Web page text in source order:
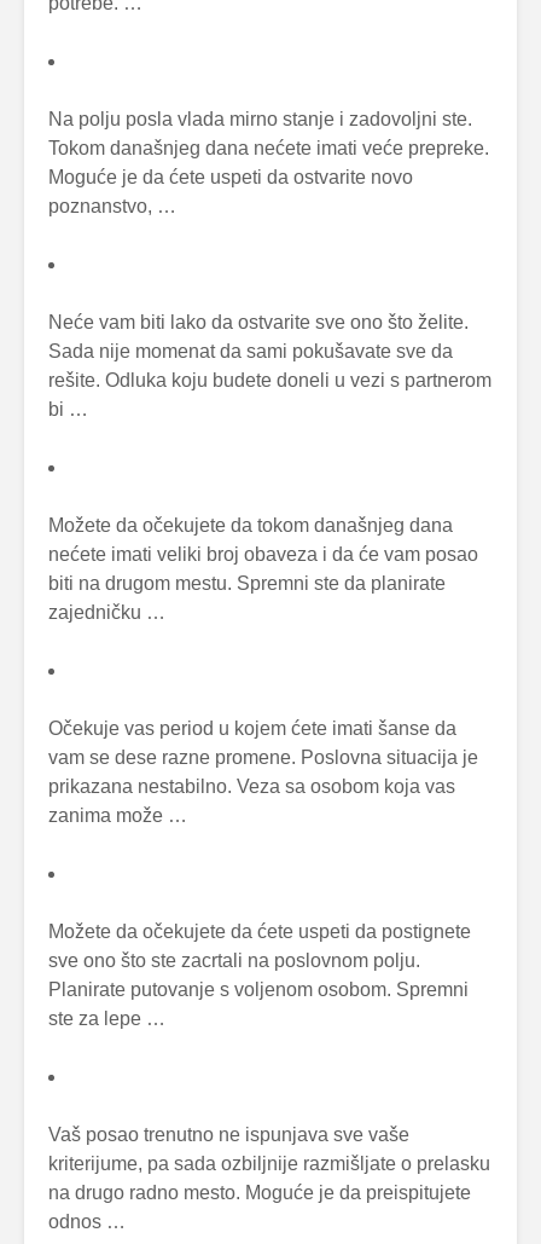
Na polju posla vlada mirno stanje i zadovoljni ste.
Tokom današnjeg dana nećete imati veće prepreke.
Moguće je da ćete uspeti da ostvarite novo
poznanstvo, …
Neće vam biti lako da ostvarite sve ono što želite.
Sada nije momenat da sami pokušavate sve da
rešite. Odluka koju budete doneli u vezi s partnerom
bi …
Možete da očekujete da tokom današnjeg dana
nećete imati veliki broj obaveza i da će vam posao
biti na drugom mestu. Spremni ste da planirate
zajedničku …
Očekuje vas period u kojem ćete imati šanse da
vam se dese razne promene. Poslovna situacija je
prikazana nestabilno. Veza sa osobom koja vas
zanima može …
Možete da očekujete da ćete uspeti da postignete
sve ono što ste zacrtali na poslovnom polju.
Planirate putovanje s voljenom osobom. Spremni
ste za lepe …
Vaš posao trenutno ne ispunjava sve vaše
kriterijume, pa sada ozbiljnije razmišljate o prelasku
na drugo radno mesto. Moguće je da preispitujete
odnos …